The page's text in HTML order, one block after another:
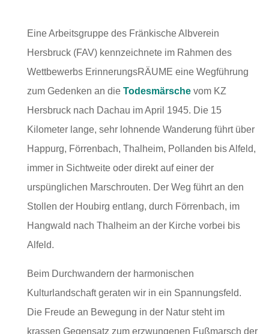
Eine Arbeitsgruppe des Fränkische Albverein
Hersbruck (FAV) kennzeichnete im Rahmen des
Wettbewerbs ErinnerungsRÄUME eine Wegführung
zum Gedenken an die Todesmärschevom KZ
Hersbruck nach Dachau im April 1945. Die 15
Kilometer lange, sehr lohnende Wanderung führt über
Happurg, Förrenbach, Thalheim, Pollanden bis Alfeld,
immer in Sichtweite oder direkt auf einer der
urspünglichen Marschrouten. Der Weg führt an den
Stollen der Houbirg entlang, durch Förrenbach, im
Hangwald nach Thalheim an der Kirche vorbei bis
Alfeld.
Beim Durchwandern der harmonischen
Kulturlandschaft geraten wir in ein Spannungsfeld.
Die Freude an Bewegung in der Natur steht im
krassen Gegensatz zum erzwungenen Fußmarsch der